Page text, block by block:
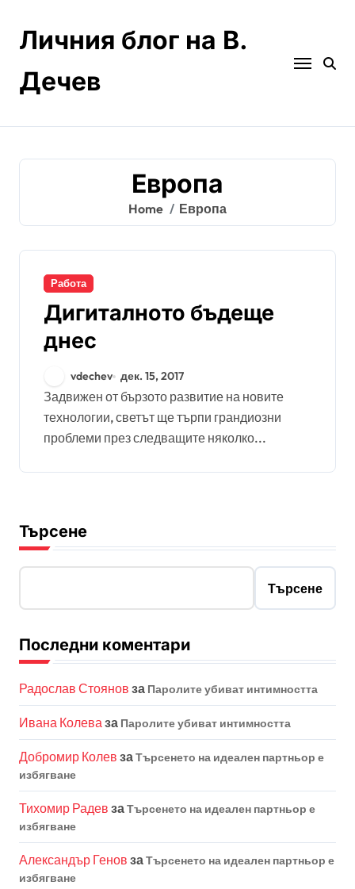
contentЛичния блог на В.
Дечев
Европа
Home Европа
Работа
Дигиталното бъдеще
днес
vdechev дек. 15, 2017
Задвижен от бързото развитие на новите
технологии, светът ще търпи грандиозни
проблеми през следващите няколко...
Търсене
Търсене
Последни коментари
Радослав Стоянов за Паролите убиват интимността
Ивана Колеваза Паролите убиват интимността
Добромир Колев заТърсенето на идеален партньор е
избягване
Тихомир Радев заТърсенето на идеален партньор е
избягване
Александър Генов заТърсенето на идеален партньор е
избягване